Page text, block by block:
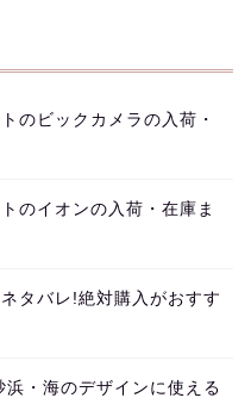
のビックカメラの入荷・
のイオンの入荷・在庫ま
タバレ!絶対購入がおすす
・海のデザインに使える